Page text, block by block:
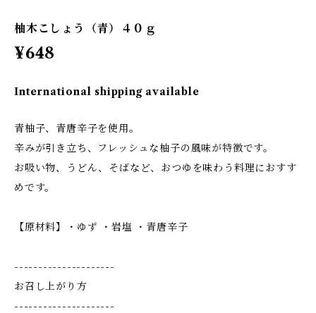
柚木こしょう（青）４０ｇ
¥648
International shipping available
青柚子、青唐辛子を使用。
辛みが引き立ち、フレッシュな柚子の風味が特徴です。
お吸い物、うどん、そばなど、おつゆを味わう料理におすす
めです。
【原材料】・ゆず ・岩塩 ・青唐辛子
---------------------
お召し上がり方
---------------------